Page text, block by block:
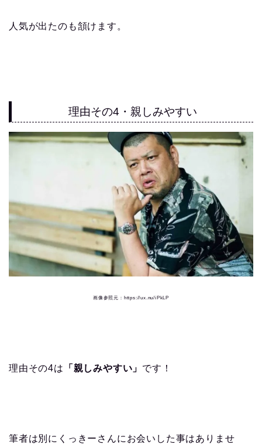
人気が出たのも頷けます。
理由その4・親しみやすい
画像参照元：https://ux.nu/iPkLP
理由その4は 「親しみやすい」 です！
筆者は別にくっきーさんにお会いした事はありませ